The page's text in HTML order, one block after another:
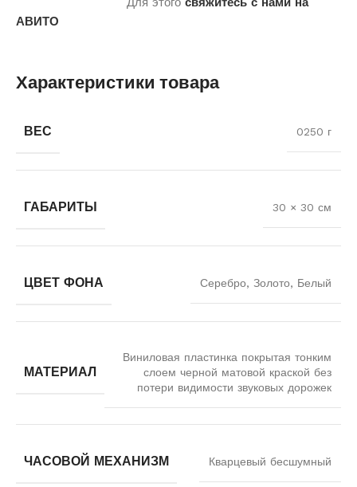
АВИТО
Характеристики товара
ВЕС 0250 г
ГАБАРИТЫ 30 × 30 см
ЦВЕТ ФОНА Серебро, Золото, Белый
МАТЕРИАЛ
Виниловая пластинка покрытая тонким
слоем черной матовой краской без
потери видимости звуковых дорожек
ЧАСОВОЙ МЕХАНИЗМ Кварцевый бесшумный